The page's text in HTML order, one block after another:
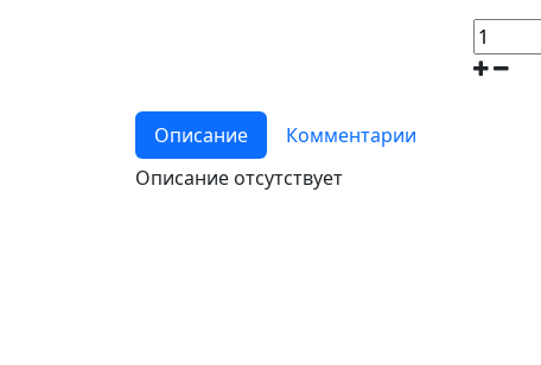
Описание
Комментарии
Описание отсутствует